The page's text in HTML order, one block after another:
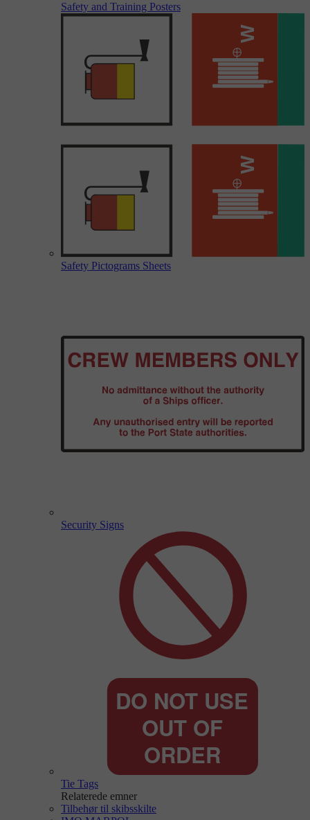
Safety and Training Posters
Safety Pictograms Sheets
Security Signs
Tie Tags
Relaterede emner
Tilbehør til skibsskilte